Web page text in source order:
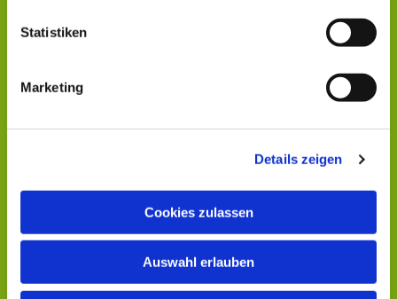
Statistiken
Marketing
Details zeigen
Cookies zulassen
Auswahl erlauben